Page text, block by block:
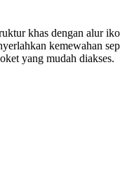
khas dengan alur
kemewahan
yang mudah diakses.